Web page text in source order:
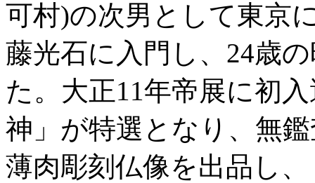
可村)の次男として東京
藤光石に入門し、24歳
た。大正11年帝展に初
神」が特選となり、無
薄肉彫刻仏像を出品し